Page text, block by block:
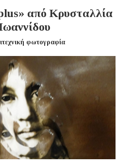
από Κρυσταλλία
φωτογραφία